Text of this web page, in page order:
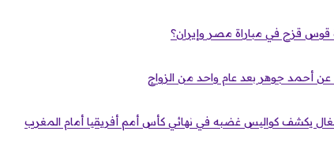
قزح في مباراة مصر وإيران؟
أحمد جوهر بعد عام واحد من الزواج
يكشف كواليس غضبه في نهائي كأس أمم أفريقيا أمام المغرب